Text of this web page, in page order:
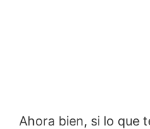
Ahora bien, si lo que